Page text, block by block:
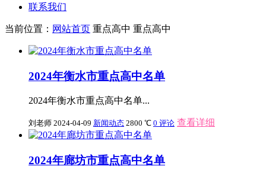
联系我们
当前位置： 网站首页 重点高中 重点高中
2024年衡水市重点高中名单
2024年衡水市重点高中名单...
刘老师 2024-04-09 新闻动态 2800 ℃ 0 评论 查看详细
2024年廊坊市重点高中名单